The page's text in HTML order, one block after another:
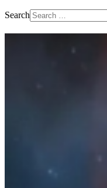
Search